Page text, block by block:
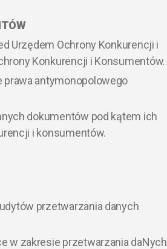
Urzędem Ochrony Konkurencji i
Konkurencji i Konsumentów.
antymonopolowego
dokumentów pod kątem ich
i konsumentów.
przetwarzania danych
w zakresie przetwarzania daNych